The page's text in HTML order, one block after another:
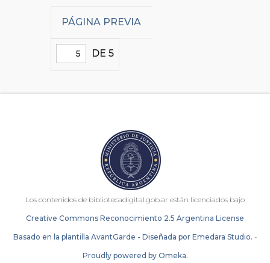
PÁGINA PREVIA
DE 5
Los contenidos de bibliotecadigital.gob.ar están licenciados bajo
Creative Commons Reconocimiento 2.5 Argentina License
Basado en la plantilla AvantGarde - Diseñada por Emedara Studio. -
Proudly powered by Omeka.